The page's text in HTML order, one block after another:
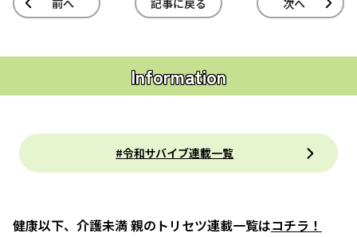
前へ 記事に戻る 次へ
Information
#令和サバイブ連載一覧
健康以下、介護未満 親のトリセツ連載一覧はコチラ！